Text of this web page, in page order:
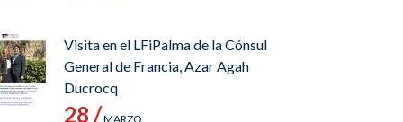
Visita en el LFiPalma de la Cónsul
General de Francia, Azar Agah
Ducrocq
28 /MARZO